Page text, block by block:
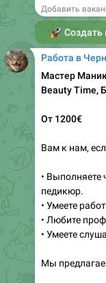
Добавить
Создать
Работа в
Мастер
Beauty Time,
От 1200€
Вам к нам,
•
педикюр.
• Умеете
• Любите
• Умеете
Мы